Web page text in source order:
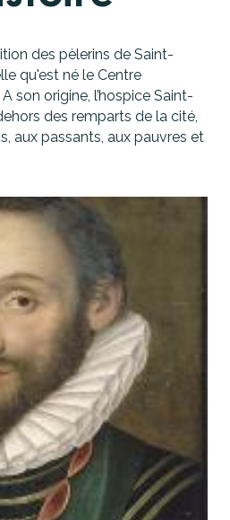
des pèlerins de Saint-
qu'est né le Centre
son origine, l’hospice Saint-
des remparts de la cité,
aux passants, aux pauvres et